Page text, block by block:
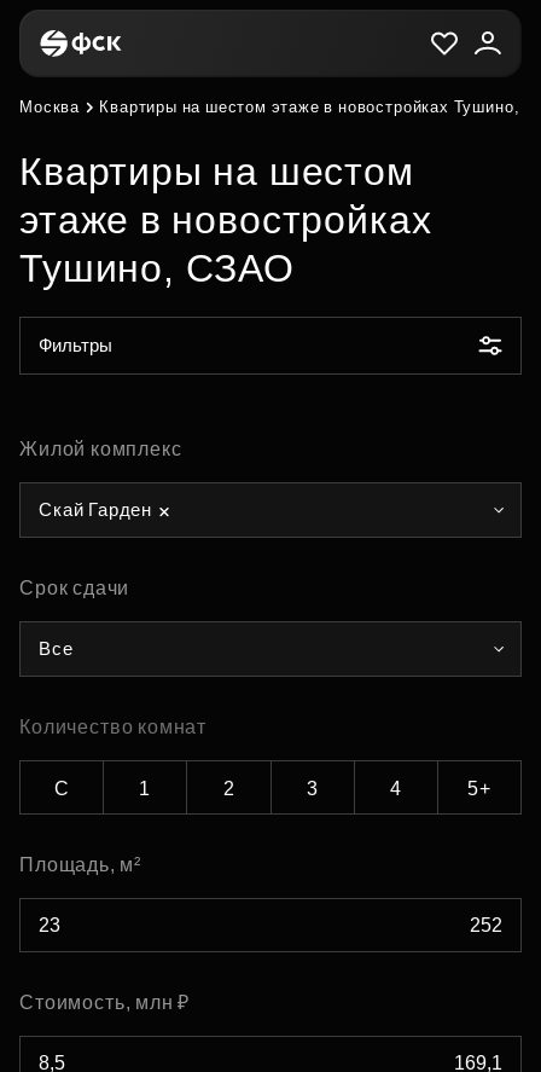
Москва Квартиры на шестом этаже в новостройках Тушино,
Квартиры на шестом
этаже в новостройках
Тушино, СЗАО
Фильтры
Жилой комплекс
Скай Гарден
Срок сдачи
Все
Количество комнат
С 1 2 3 4 5+
Площадь, м²
Стоимость, млн ₽